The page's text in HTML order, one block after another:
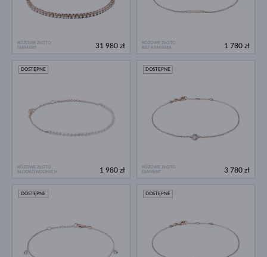
RÓŻOWE ZŁOTO
DIAMENT
31 980 zł
RÓŻOWE ZŁOTO
BEZ KAMIENIA
1 780 zł
RÓŻOWE ZŁOTO
SŁODKOWODNYCH
DOSTĘPNE
1 980 zł
RÓŻOWE ZŁOTO
DIAMENT
DOSTĘPNE
3 780 zł
DOSTĘPNE DOSTĘPNE